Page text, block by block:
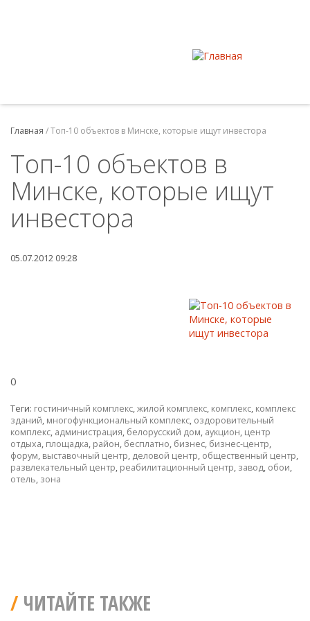
Главная /Топ-10 объектов в Минске, которые ищут инвестора
Топ-10 объектов в
Минске, которые ищут
инвестора
05.07.2012 09:28
0
Теги: гостиничный комплекс,жилой комплекс, комплекс, комплекс
зданий, многофункциональный комплекс, оздоровительный
комплекс, администрация, белорусский дом, аукцион, центр
отдыха, площадка, район, бесплатно, бизнес, бизнес-центр,
форум, выставочный центр, деловой центр, общественный центр,
развлекательный центр, реабилитационный центр, завод, обои,
отель, зона
ЧИТАЙТЕ ТАКЖЕ